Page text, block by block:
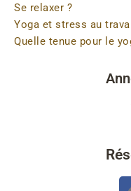
Se relaxer ?
Yoga et stress au
Quelle tenue pour le